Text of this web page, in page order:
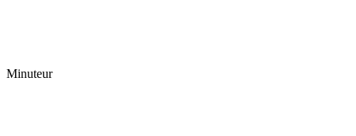
Minuteur